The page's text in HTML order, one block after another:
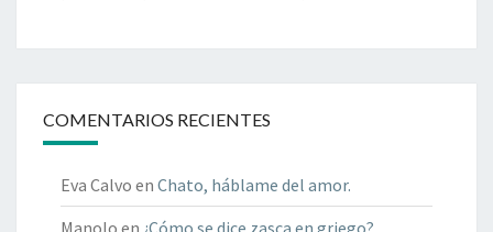
COMENTARIOS RECIENTES
Eva Calvo en Chato, háblame del amor.
Manolo en ¿Cómo se dice zasca en griego?